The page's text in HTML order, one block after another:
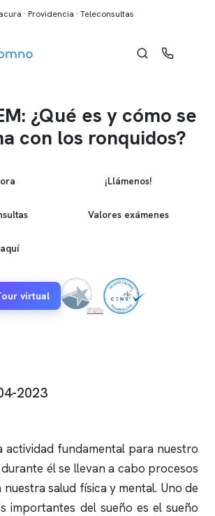
· Providencia · Teleconsultas
¿Qué es y cómo se
con los ronquidos?
¡Llámenos!
Valores exámenes
virtual
2023
actividad fundamental para nuestro
él se llevan a cabo procesos
nuestra salud física y mental. Uno de
importantes del sueño es el sueño